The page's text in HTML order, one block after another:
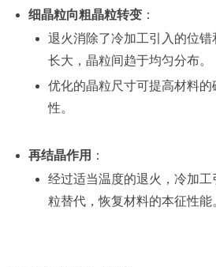
细晶粒向粗晶粒转变：
退火消除了冷加工引入的位
长大，晶粒间趋于均匀分布。
优化的晶粒尺寸可提高材料
性。
再结晶作用 ：
经过适当温度的退火，冷加
粒替代，恢复材料的本征性能